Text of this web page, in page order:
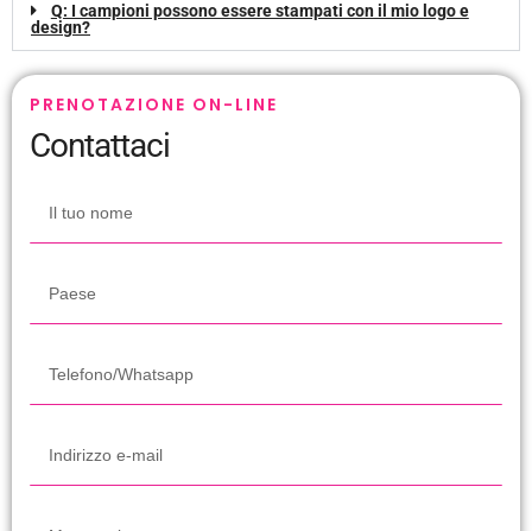
Q: I campioni possono essere stampati con il mio logo e
design?
PRENOTAZIONE ON-LINE
Contattaci